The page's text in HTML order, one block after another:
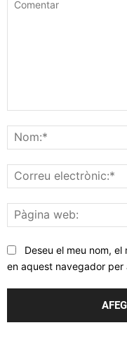
Deseu el meu nom,
en aquest navegador